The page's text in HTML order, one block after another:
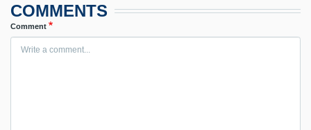
COMMENTS
Comment